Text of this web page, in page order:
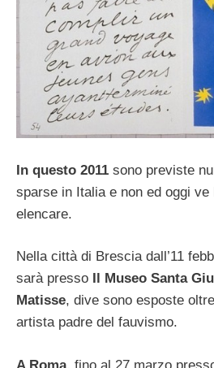
In questo 2011 sono previste
sparse in Italia e non ed oggi ve
elencare.
Nella città di Brescia dall’11
sarà presso
Il Museo Santa
Matisse, dive sono esposte
artista padre del fauvismo.